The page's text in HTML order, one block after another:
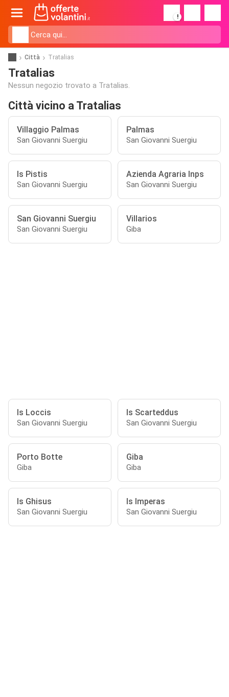
!
Città Tratalias
Tratalias
Nessun negozio trovato a Tratalias.
Città vicino a Tratalias
Villaggio Palmas
San Giovanni Suergiu
Palmas
San Giovanni Suergiu
Is Pistis
San Giovanni Suergiu
Azienda Agraria Inps
San Giovanni Suergiu
San Giovanni Suergiu
San Giovanni Suergiu
Villarios
Giba
Is Loccis
San Giovanni Suergiu
Is Scarteddus
San Giovanni Suergiu
Porto Botte
Giba
Giba
Giba
Is Ghisus
San Giovanni Suergiu
Is Imperas
San Giovanni Suergiu